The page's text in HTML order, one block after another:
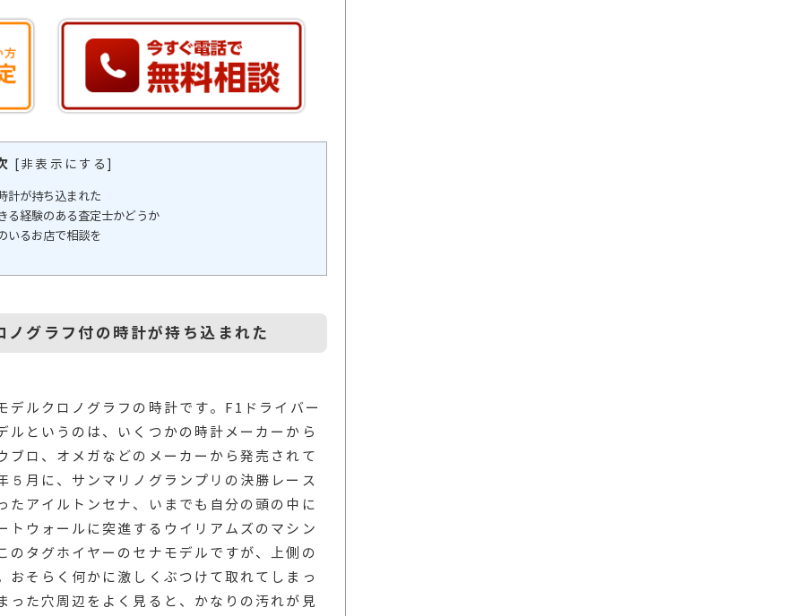
[非表示にする ]
計が持ち込まれた
る経験のある査定士かどうか
いるお店で相談を
グラフ付の時計が持ち込まれた
デルクロノグラフの時計です。F1ドライバー
ルというのは、いくつかの時計メーカーから
ブロ、オメガなどのメーカーから発売されて
５月に、サンマリノグランプリの決勝レース
たアイルトンセナ、いまでも自分の頭の中に
トウォールに突進するウイリアムズのマシン
のタグホイヤーのセナモデルですが、上側の
おそらく何かに激しくぶつけて取れてしまっ
った穴周辺をよく見ると、かなりの汚れが見